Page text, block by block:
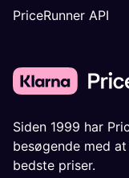
PriceRunner API
Siden 1999 har
besøgende med
bedste priser.